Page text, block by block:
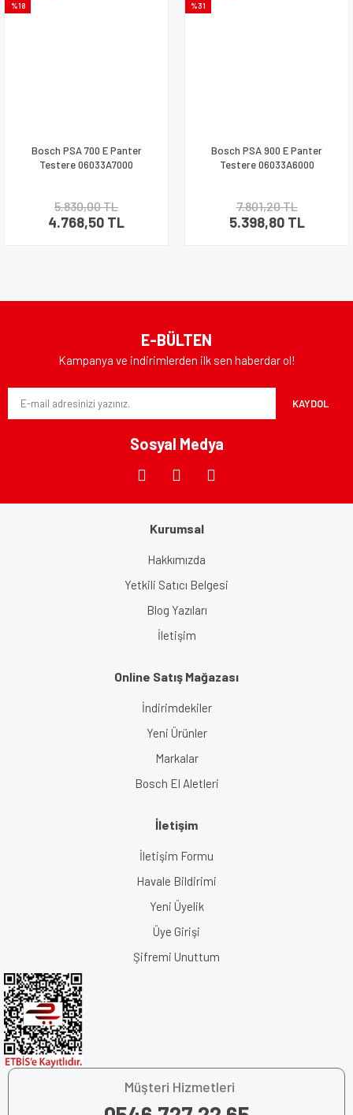
%18
Bosch PSA 700 E Panter
Testere 06033A7000
5.830,00 TL
4.768,50 TL
%31
Bosch PSA 900 E Panter
Testere 06033A6000
7.801,20 TL
5.398,80 TL
E-BÜLTEN
Kampanya ve indirimlerden ilk sen haberdar ol!
KAYDOL
Sosyal Medya
Kurumsal
Hakkımızda
Yetkili Satıcı Belgesi
Blog Yazıları
İletişim
Online Satış Mağazası
İndirimdekiler
Yeni Ürünler
Markalar
Bosch El Aletleri
İletişim
İletişim Formu
Havale Bildirimi
Yeni Üyelik
Üye Girişi
Şifremi Unuttum
Müşteri Hizmetleri